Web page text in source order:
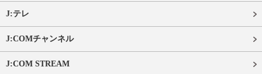
J:テレ
J:COMチャンネル
J:COM STREAM